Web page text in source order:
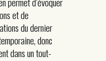
et de
du dernier
donc
dans un tout-